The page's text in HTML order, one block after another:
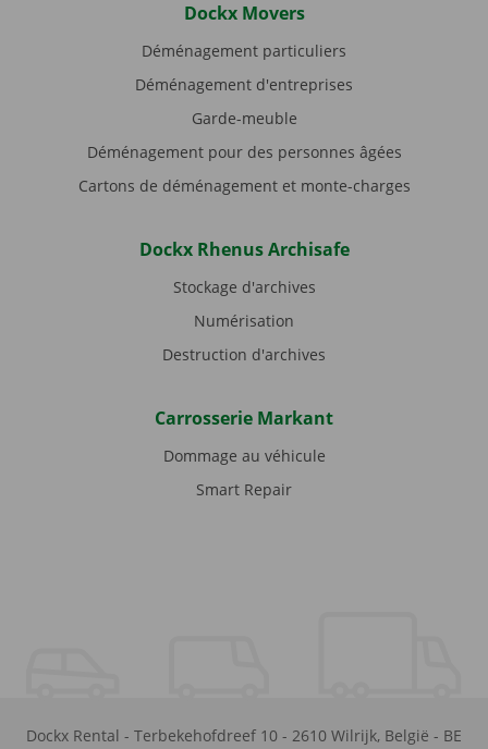
Dockx Movers
Déménagement particuliers
Déménagement d'entreprises
Garde-meuble
Déménagement pour des personnes âgées
Cartons de déménagement et monte-charges
Dockx Rhenus Archisafe
Stockage d'archives
Numérisation
Destruction d'archives
Carrosserie Markant
Dommage au véhicule
Smart Repair
Dockx Rental - Terbekehofdreef 10 - 2610 Wilrijk, België - BE